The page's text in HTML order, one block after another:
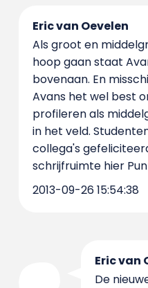
Eric van Oevelen
Als groot en
hoop gaan staat
bovenaan. En
Avans het wel best
profileren als
in het veld.
collega's
schrijfruimte hier
2013-09-26 15:54:38
Eric van
De